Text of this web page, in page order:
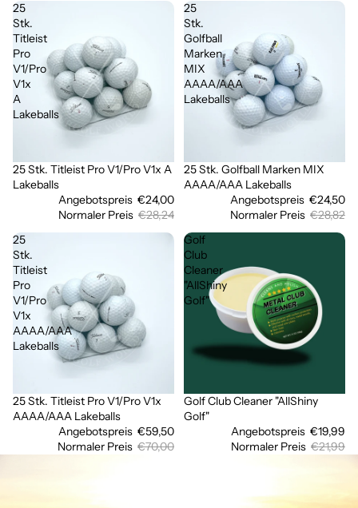
25
Stk.
Titleist
Pro
V1/Pro
V1x
A
Lakeballs
Sale
25 Stk. Titleist Pro V1/Pro V1x A
Lakeballs
Angebotspreis €24,00
Normaler Preis €28,24
25
Stk.
Golfball
Marken
MIX
AAAA/AAA
Lakeballs
Sale
25 Stk. Golfball Marken MIX
AAAA/AAA Lakeballs
Angebotspreis €24,50
Normaler Preis €28,82
25
Stk.
Titleist
Pro
V1/Pro
V1x
AAAA/AAA
Lakeballs
Ausverkauft
25 Stk. Titleist Pro V1/Pro V1x
AAAA/AAA Lakeballs
Angebotspreis €59,50
Normaler Preis €70,00
Golf
Club
Cleaner
"AllShiny
Golf"
Sale
Golf Club Cleaner "AllShiny
Golf"
Angebotspreis €19,99
Normaler Preis €21,99